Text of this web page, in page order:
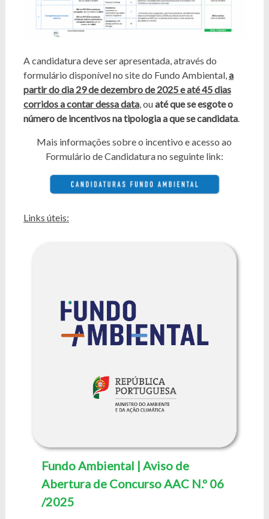
A candidatura deve ser apresentada, através do
formulário disponível no site do Fundo Ambiental,a
partir do dia 29 de dezembro de 2025 e até 45 dias
corridos a contar dessa data, ouaté que se esgote o
número de incentivos na tipologia a que se candidata.
Mais informações sobre o incentivo e acesso ao
Formulário de Candidatura no seguinte link:
Links úteis:
Fundo Ambiental | Aviso de
Abertura de Concurso AAC N.º 06
/2025